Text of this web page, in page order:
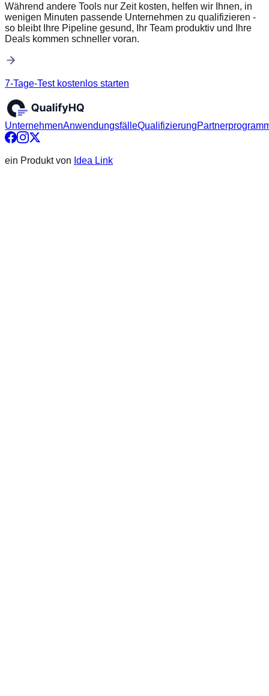
Während andere Tools nur Zeit kosten, helfen wir Ihnen, in
wenigen Minuten passende Unternehmen zu qualifizieren -
so bleibt Ihre Pipeline gesund, Ihr Team produktiv und Ihre
Deals kommen schneller voran.
7-Tage-Test kostenlos starten
UnternehmenAnwendungsfälleQualifizierung
ein Produkt von Idea Link